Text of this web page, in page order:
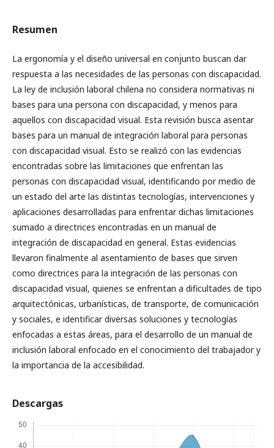
Resumen
La ergonomía y el diseño universal en conjunto buscan dar
respuesta a las necesidades de las personas con discapacidad.
La ley de inclusión laboral chilena no considera normativas ni
bases para una persona con discapacidad, y menos para
aquellos con discapacidad visual. Esta revisión busca asentar
bases para un manual de integración laboral para personas
con discapacidad visual. Esto se realizó con las evidencias
encontradas sobre las limitaciones que enfrentan las
personas con discapacidad visual, identificando por medio de
un estado del arte las distintas tecnologías, intervenciones y
aplicaciones desarrolladas para enfrentar dichas limitaciones
sumado a directrices encontradas en un manual de
integración de discapacidad en general. Estas evidencias
llevaron finalmente al asentamiento de bases que sirven
como directrices para la integración de las personas con
discapacidad visual, quienes se enfrentan a dificultades de tipo
arquitectónicas, urbanísticas, de transporte, de comunicación
y sociales, e identificar diversas soluciones y tecnologías
enfocadas a estas áreas, para el desarrollo de un manual de
inclusión laboral enfocado en el conocimiento del trabajador y
la importancia de la accesibilidad.
Descargas